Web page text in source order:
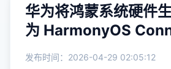
华为将鸿蒙系统硬件
为 HarmonyOS
发布时间：2026-04-29 02:05:12